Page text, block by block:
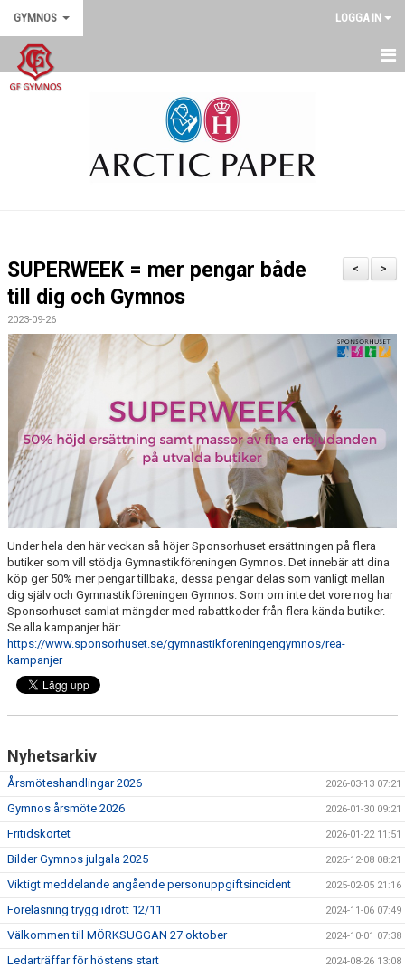
GYMNOS LOGGA IN
GYMNOS
>
<
SUPERWEEK = mer pengar både
till dig och Gymnos
2023-09-26
Under hela den här veckan så höjer Sponsorhuset ersättningen på flera
butiker som vill stödja Gymnastikföreningen Gymnos. Det innebär att dina
köp ger 50% mer pengar tillbaka, dessa pengar delas som vanligt mellan
dig själv och Gymnastikföreningen Gymnos. Som om inte det vore nog har
Sponsorhuset samlat mängder med rabattkoder från flera kända butiker.
Se alla kampanjer här:
https://www.sponsorhuset.se/gymnastikforeningengymnos/rea-
kampanjer
Nyhetsarkiv
Årsmöteshandlingar 2026 2026-03-13 07:21
Gymnos årsmöte 2026 2026-01-30 09:21
Fritidskortet 2026-01-22 11:51
Bilder Gymnos julgala 2025 2025-12-08 08:21
Viktigt meddelande angående personuppgiftsincident 2025-02-05 21:16
Föreläsning trygg idrott 12/11 2024-11-06 07:49
Välkommen till MÖRKSUGGAN 27 oktober 2024-10-01 07:38
Ledarträffar för höstens start 2024-08-26 13:08